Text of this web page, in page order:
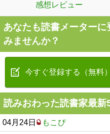
感想レビュー
あなたも読書メーター
みませんか？
今すぐ登録する（無料）
読みおわった読書家最新
04月24日 もこぴ